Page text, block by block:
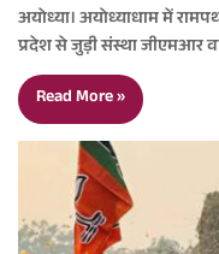
अयोध्या। अयोध्याधाम में
प्रदेश से जुड़ी संस्था जीएमआर
Read More »